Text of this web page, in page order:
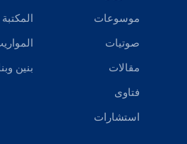
موسوعات
صوتيات
مقالات
فتاوى
استشارات
المكتبة
بنين